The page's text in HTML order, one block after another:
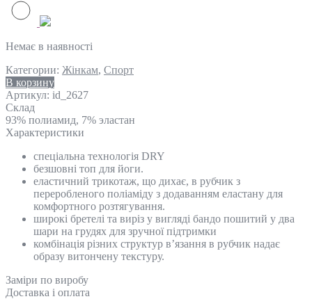
Немає в наявності
Категории: Жінкам, Спорт
В корзину
Артикул: id_2627
Склад
93% полиамид, 7% эластан
Характеристики
спеціальна технологія DRY
безшовні топ для йоги.
еластичний трикотаж, що дихає, в рубчик з
переробленого поліаміду з додаванням еластану для
комфортного розтягування.
широкі бретелі та виріз у вигляді бандо пошитий у два
шари на грудях для зручної підтримки
комбінація різних структур в’язання в рубчик надає
образу витончену текстуру.
Замiри по виробу
Доставка і оплата